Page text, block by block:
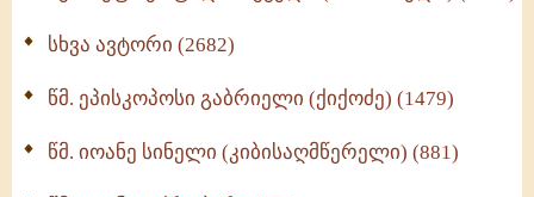
სულიერი ცხოვრების სახელმძღვანელო -
ნაწილი II (369)
სხვა ავტორი (2682)
წმ. ეპისკოპოსი გაბრიელი (ქიქოძე) (1479)
წმ. იოანე სინელი (კიბისაღმწერელი) (881)